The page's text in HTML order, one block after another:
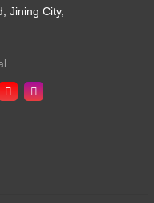
Jining City,